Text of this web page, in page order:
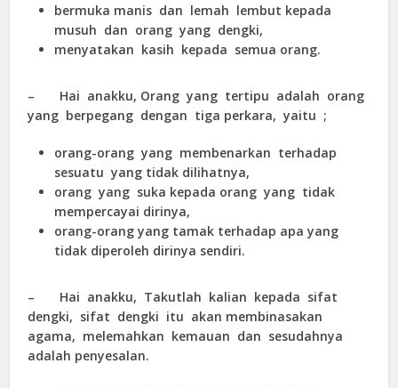
bermuka manis dan lemah lembut kepada
musuh dan orang yang dengki,
menyatakan kasih kepada semua orang.
– Hai anakku, Orang yang tertipu adalah orang
yang berpegang dengan tiga perkara, yaitu ;
orang-orang yang membenarkan terhadap
sesuatu yang tidak dilihatnya,
orang yang suka kepada orang yang tidak
mempercayai dirinya,
orang-orang yang tamak terhadap apa yang
tidak diperoleh dirinya sendiri.
– Hai anakku, Takutlah kalian kepada sifat
dengki, sifat dengki itu akan membinasakan
agama, melemahkan kemauan dan sesudahnya
adalah penyesalan.